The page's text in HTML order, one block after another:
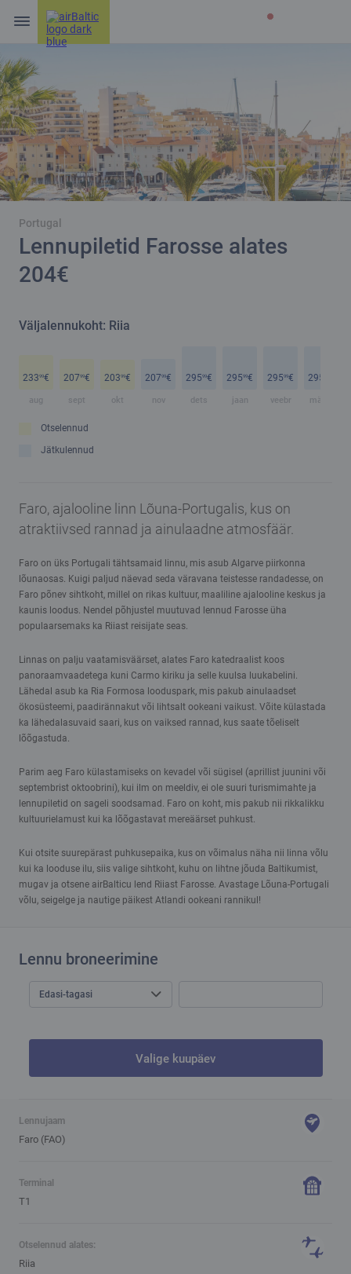
Portugal
Lennupiletid Farosse alates
204€
Väljalennukoht: Riia
23399€
aug
20799€
sept
20399€
okt
20799€
nov
29599€
dets
29599€
jaan
29599€
veebr
295
märts
Otselennud
Jätkulennud
Faro, ajalooline linn Lõuna-Portugalis, kus on
atraktiivsed rannad ja ainulaadne atmosfäär.
Faro on üks Portugali tähtsamaid linnu, mis asub Algarve piirkonna
lõunaosas. Kuigi paljud näevad seda väravana teistesse randadesse, on
Faro põnev sihtkoht, millel on rikas kultuur, maaliline ajalooline keskus ja
kaunis loodus. Nendel põhjustel muutuvad lennud Farosse üha
populaarsemaks ka Riiast reisijate seas.
Linnas on palju vaatamisväärset, alates Faro katedraalist koos
panoraamvaadetega kuni Carmo kiriku ja selle kuulsa luukabelini.
Lähedal asub ka Ria Formosa looduspark, mis pakub ainulaadset
ökosüsteemi, paadirännakut või lihtsalt ookeani vaikust. Võite külastada
ka lähedalasuvaid saari, kus on vaiksed rannad, kus saate tõeliselt
lõõgastuda.
Parim aeg Faro külastamiseks on kevadel või sügisel (aprillist juunini või
septembrist oktoobrini), kui ilm on meeldiv, ei ole suuri turismimahte ja
lennupiletid on sageli soodsamad. Faro on koht, mis pakub nii rikkalikku
kultuurielamust kui ka lõõgastavat mereäärset puhkust.
Kui otsite suurepärast puhkusepaika, kus on võimalus näha nii linna võlu
kui ka looduse ilu, siis valige sihtkoht, kuhu on lihtne jõuda Baltikumist,
mugav ja otsene airBalticu lend Riiast Farosse. Avastage Lõuna-Portugali
võlu, seigelge ja nautige päikest Atlandi ookeani rannikul!
Lennujaam
Faro (FAO)
Terminal
T1
Otselennud alates:
Riia
Lennu broneerimine
Edasi-tagasi
Valige kuupäev